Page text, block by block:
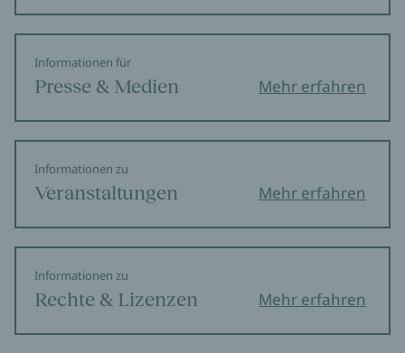
Informationen für
Presse & Medien Mehr erfahren
Informationen zu
Veranstaltungen Mehr erfahren
Informationen zu
Rechte & Lizenzen Mehr erfahren